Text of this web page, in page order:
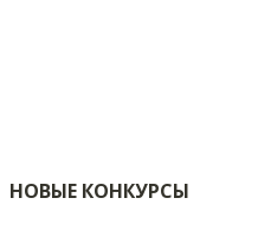
НОВЫЕ КОНКУРСЫ